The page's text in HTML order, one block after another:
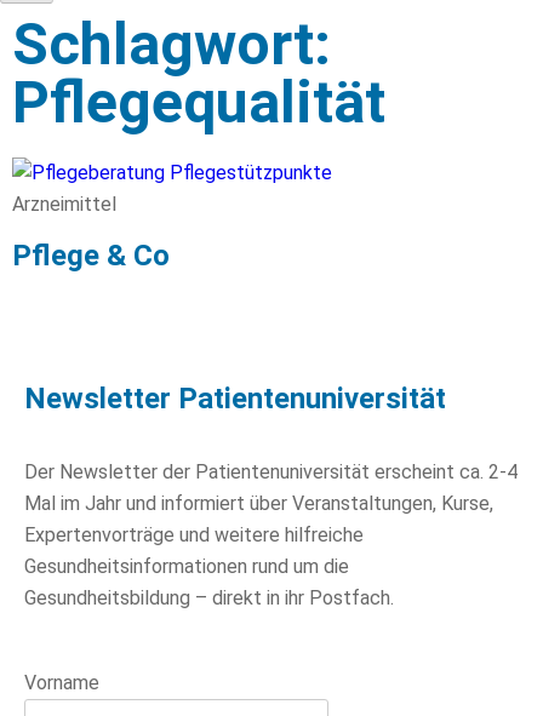
Schlagwort:
Pflegequalität
Arzneimittel
Pflege & Co
Newsletter Patientenuniversität
Der Newsletter der Patientenuniversität erscheint ca. 2-4
Mal im Jahr und informiert über Veranstaltungen, Kurse,
Expertenvorträge und weitere hilfreiche
Gesundheitsinformationen rund um die
Gesundheitsbildung – direkt in ihr Postfach.
Vorname